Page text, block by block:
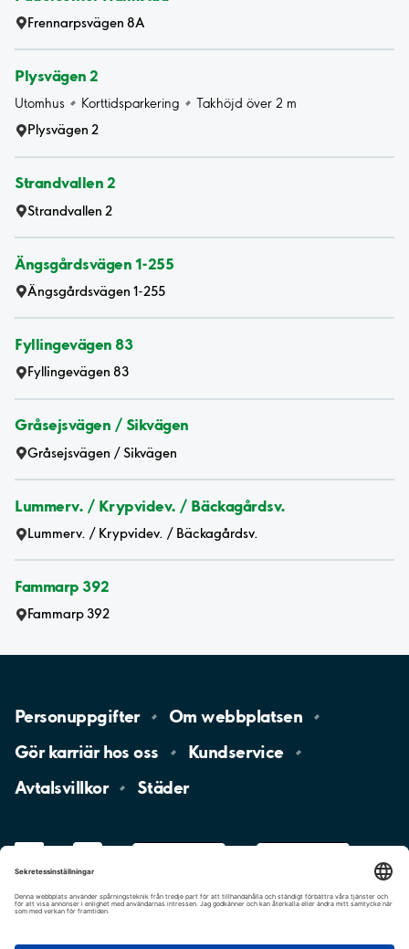
Frennarpsvägen 8A
Plysvägen 2
Utomhus Korttidsparkering
Takhöjd över 2 m
Plysvägen 2
Strandvallen 2
Strandvallen 2
Ängsgårdsvägen 1-255
Ängsgårdsvägen 1-255
Fyllingevägen 83
Fyllingevägen 83
Gråsejsvägen / Sikvägen
Gråsejsvägen / Sikvägen
Lummerv. / Krypvidev. / Bäckagårdsv.
Lummerv. / Krypvidev. / Bäckagårdsv.
Fammarp 392
Fammarp 392
Personuppgifter Omwebbplatsen
Gör karriär hososs
Kundservice
Avtalsvillkor
Städer